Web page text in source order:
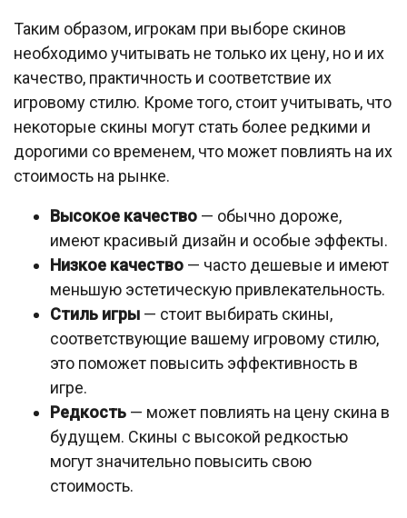
Таким образом, игрокам при выборе скинов
необходимо учитывать не только их цену, но и их
качество, практичность и соответствие их
игровому стилю. Кроме того, стоит учитывать, что
некоторые скины могут стать более редкими и
дорогими со временем, что может повлиять на их
стоимость на рынке.
Высокое качество — обычно дороже,
имеют красивый дизайн и особые эффекты.
Низкое качество — часто дешевые и имеют
меньшую эстетическую привлекательность.
Стиль игры — стоит выбирать скины,
соответствующие вашему игровому стилю,
это поможет повысить эффективность в
игре.
Редкость — может повлиять на цену скина в
будущем. Скины с высокой редкостью
могут значительно повысить свою
стоимость.